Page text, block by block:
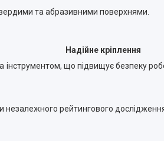
та абразивними поверхнями.
Надійне кріплення
що підвищує безпеку
незалежного рейтингового